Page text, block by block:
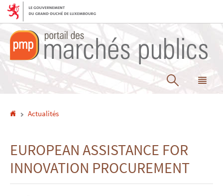
Aller
navigation
Aller
contenu
Accueil
Actualités
EUROPEAN ASSISTANCE FOR
INNOVATION PROCUREMENT